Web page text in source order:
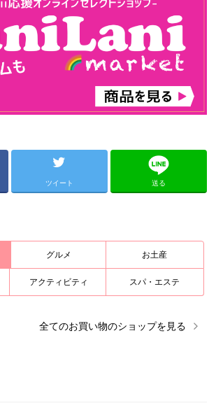
ツイート 送る
グルメ お土産
アクティビティ スパ・エステ
全てのお買い物のショップを見る